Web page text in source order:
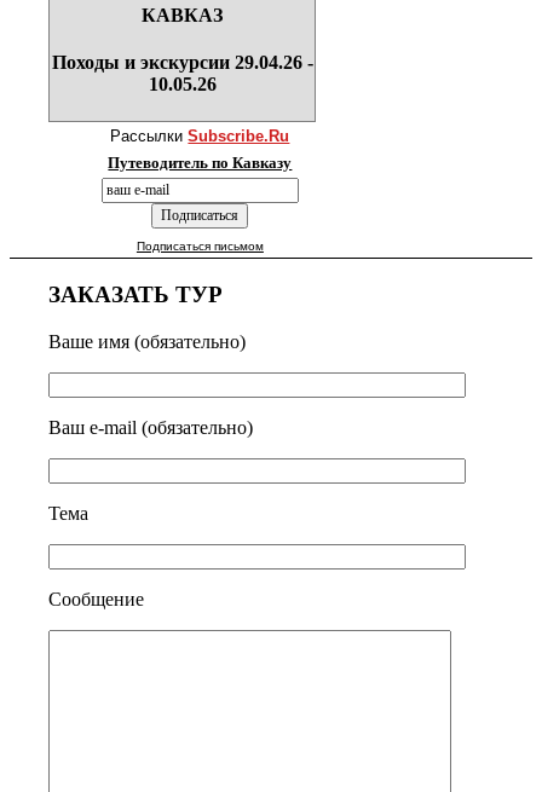
КАВКАЗ
Походы и экскурсии 29.04.26 -
10.05.26
РассылкиSubscribe.Ru
Путеводитель по Кавказу
Подписаться письмом
ЗАКАЗАТЬ ТУР
Ваше имя (обязательно)
Ваш e-mail (обязательно)
Тема
Сообщение